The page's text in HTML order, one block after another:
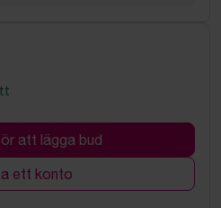
att lägga bud
ett konto